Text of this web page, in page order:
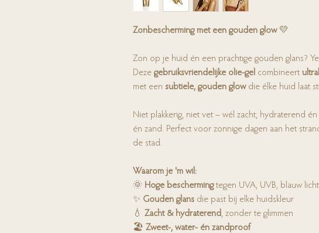
Zonbescherming met een gouden glow💛
Zon op je huid én een prachtige gouden glans?
Deze gebruiksvriendelijke olie-gel combineert
met een subtiele, gouden glowdie élke huid laat
Niet plakkerig, niet vet – wél zacht, hydraterend
én zand. Perfect voor zonnige dagen aan het
de stad.
Waarom je 'm wil:
🌞 Hoge beschermingtegen UVA, UVB, blauw
✨ Gouden glans die past bij elke huidskleur
💧 Zacht & hydraterend, zonder te glimmen
🏖️ Zweet-, water- én zandproof